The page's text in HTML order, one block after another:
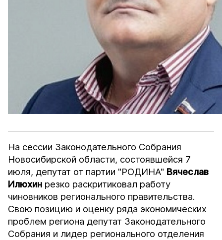
На сессии Законодательного Собрания
Новосибирской области, состоявшейся 7
июля, депутат от партии "РОДИНА" Вячеслав
Илюхин резко раскритиковал работу
чиновников регионального правительства.
Свою позицию и оценку ряда экономических
проблем региона депутат Законодательного
Собрания и лидер регионального отделения